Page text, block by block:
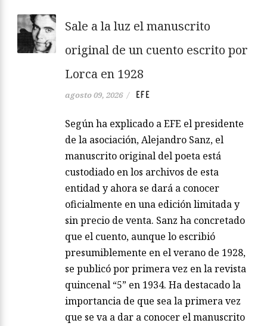
Sale a la luz el manuscrito
original de un cuento escrito por
Lorca en 1928
agosto 09, 2026 / EFE
Según ha explicado a EFE el presidente
de la asociación, Alejandro Sanz, el
manuscrito original del poeta está
custodiado en los archivos de esta
entidad y ahora se dará a conocer
oficialmente en una edición limitada y
sin precio de venta. Sanz ha concretado
que el cuento, aunque lo escribió
presumiblemente en el verano de 1928,
se publicó por primera vez en la revista
quincenal “5” en 1934. Ha destacado la
importancia de que sea la primera vez
que se va a dar a conocer el manuscrito